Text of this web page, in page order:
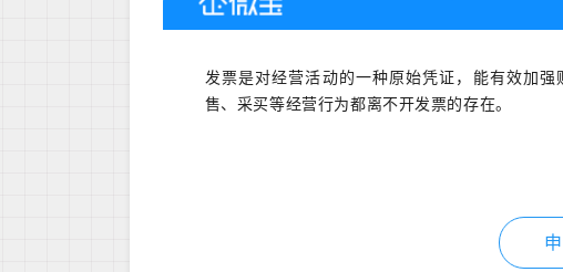
发票是对经营活动的一种原始凭证，能有效加
售、采买等经营行为都离不开发票的存在。